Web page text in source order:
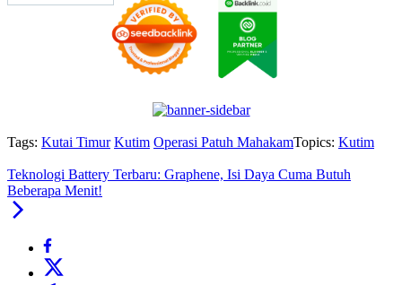
Tags: Kutai Timur Kutim Operasi Patuh MahakamTopics: Kutim
Teknologi Battery Terbaru: Graphene, Isi Daya Cuma Butuh
Beberapa Menit!